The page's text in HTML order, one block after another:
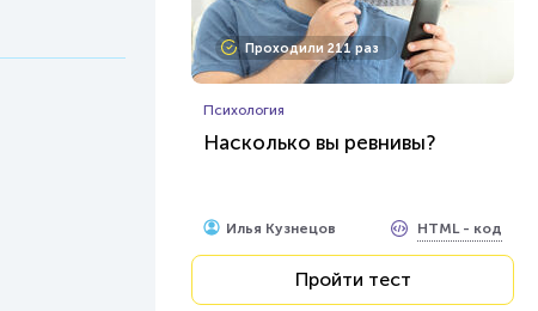
Проходили 211 раз
Психология
Насколько вы ревнивы?
Илья Кузнецов HTML - код
Пройти тест